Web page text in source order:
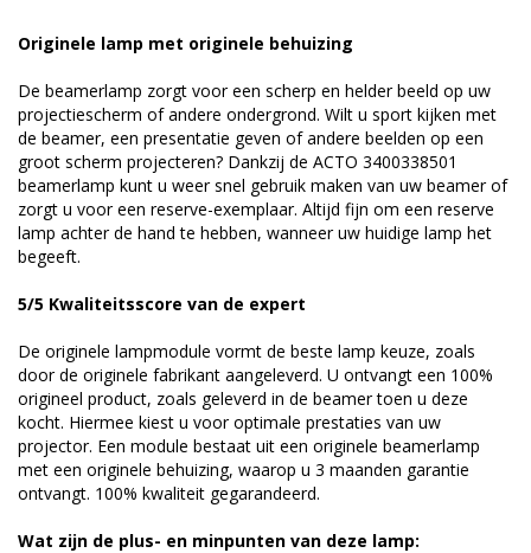
Originele lamp met originele behuizing
De beamerlamp zorgt voor een scherp en helder beeld op uw
projectiescherm of andere ondergrond. Wilt u sport kijken met
de beamer, een presentatie geven of andere beelden op een
groot scherm projecteren? Dankzij de ACTO 3400338501
beamerlamp kunt u weer snel gebruik maken van uw beamer of
zorgt u voor een reserve-exemplaar. Altijd fijn om een reserve
lamp achter de hand te hebben, wanneer uw huidige lamp het
begeeft.
5/5 Kwaliteitsscore van de expert
De originele lampmodule vormt de beste lamp keuze, zoals
door de originele fabrikant aangeleverd. U ontvangt een 100%
origineel product, zoals geleverd in de beamer toen u deze
kocht. Hiermee kiest u voor optimale prestaties van uw
projector. Een module bestaat uit een originele beamerlamp
met een originele behuizing, waarop u 3 maanden garantie
ontvangt. 100% kwaliteit gegarandeerd.
Wat zijn de plus- en minpunten van deze lamp: